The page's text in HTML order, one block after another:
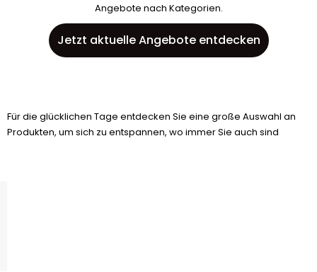
Angebote nach Kategorien.
Jetzt aktuelle Angebote entdecken
Für die glücklichen Tage entdecken Sie eine große Auswahl an
Produkten, um sich zu entspannen, wo immer Sie auch sind